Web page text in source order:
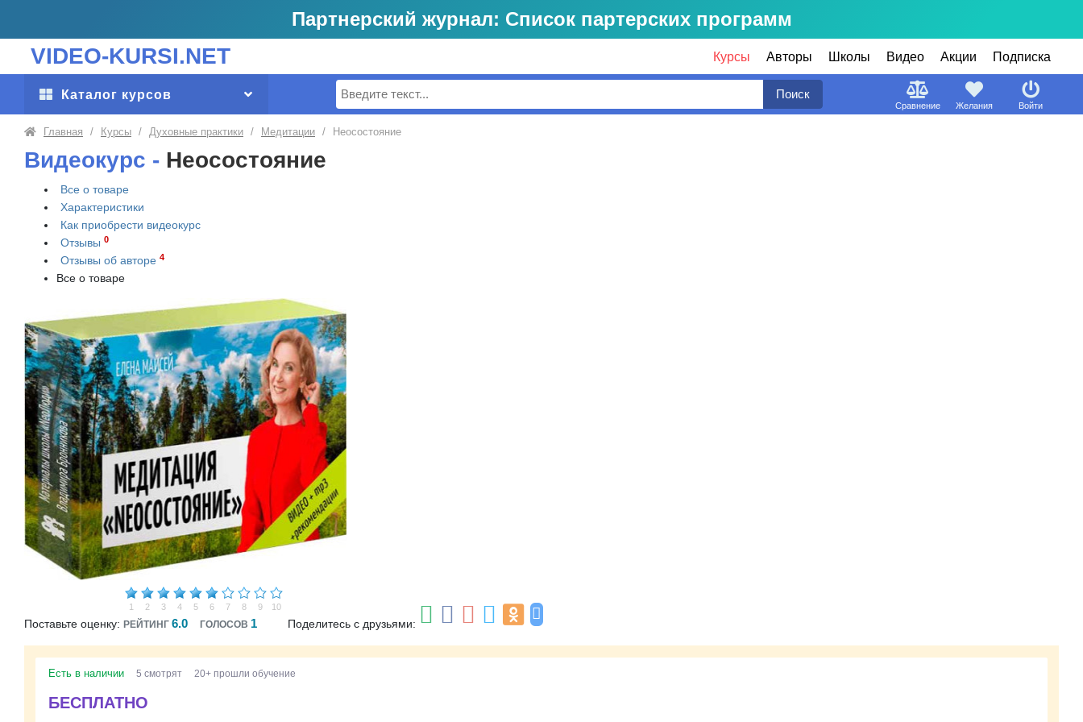
Партнерский журнал: Список партерских программ
VIDEO-KURSI.NET Курсы Авторы Школы Видео Акции Подписка
Каталог курсов Поиск Поиск
Сравнение Желания Войти
Главная / Курсы / Духовные практики / Медитации / Неосостояние
Видеокурс - Неосостояние
Все о товаре
Характеристики
Как приобрести видеокурс
Отзывы 0
Отзывы об авторе 4
Все о товаре
Поставьте оценку:
10
9
8
7
6
5
4
3
2
1
РЕЙТИНГ 6.0 ГОЛОСОВ 1 Поделитесь с друзьями:
Есть в наличии 5 смотрят 20+ прошли обучение
БЕСПЛАТНО